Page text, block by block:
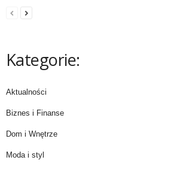
Kategorie:
Aktualności
Biznes i Finanse
Dom i Wnętrze
Moda i styl